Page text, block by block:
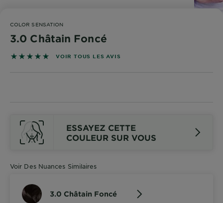
NOS
l'ingrédient
Garnier x
Gisele
Notre
COLOR SENSATION
3.0 Châtain Foncé
4.8727 sur 5 étoiles basé sur les avis
VOIR TOUS LES AVIS
ESSAYEZ CETTE
COULEUR SUR VOUS
Voir Des Nuances Similaires
3.0 Châtain Foncé